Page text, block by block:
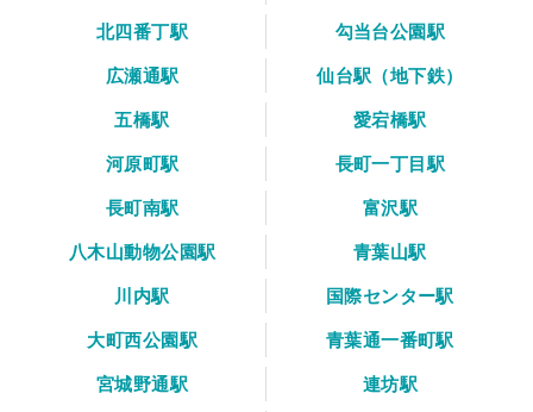
北四番丁駅
勾当台公園駅
広瀬通駅
仙台駅（地下鉄）
五橋駅
愛宕橋駅
河原町駅
長町一丁目駅
長町南駅
富沢駅
八木山動物公園駅
青葉山駅
川内駅
国際センター駅
大町西公園駅
青葉通一番町駅
宮城野通駅
連坊駅